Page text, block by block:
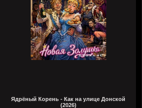
Ядрёный Корень - Как на улице Донской
(2026)